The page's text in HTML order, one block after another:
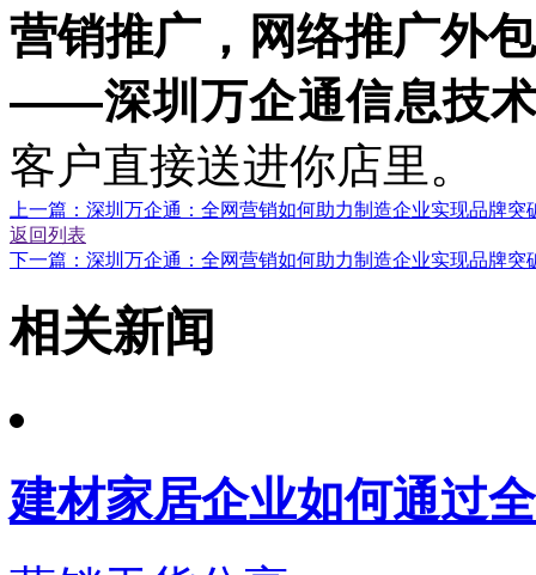
营销推广，网络推广外
——深圳万企通信息技
客户直接送进你店里。
上一篇：深圳万企通：全网营销如何助力制造企业实现品牌突
返回列表
下一篇：深圳万企通：全网营销如何助力制造企业实现品牌突
相关新闻
建材家居企业如何通过